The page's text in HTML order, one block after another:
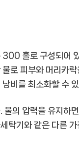
300 홀로 구성되어
로 피부와 머리카락
비를 최소화할 수
물의 압력을 유지하
탁기와 같은 다른 가